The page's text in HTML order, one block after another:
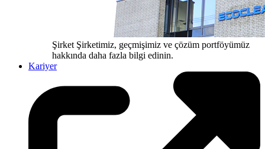
Şirket Şirketimiz, geçmişimiz ve çözüm portföyümüz
hakkında daha fazla bilgi edinin.
Kariyer